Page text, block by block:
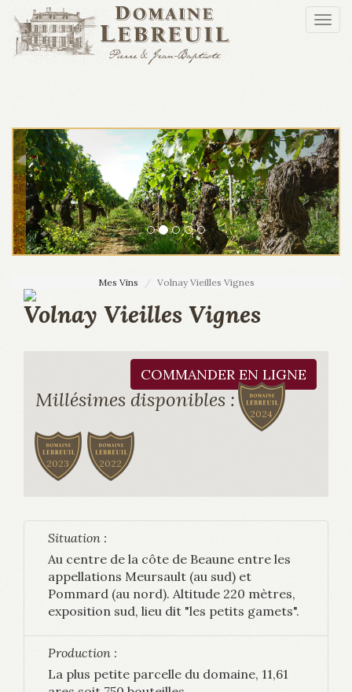
Aller au contenu principal
Mes Vins Volnay Vieilles Vignes
Volnay Vieilles Vignes
COMMANDER EN LIGNE
Millésimes disponibles :
2024
2023 2022
Situation :
Au centre de la côte de Beaune entre les
appellations Meursault (au sud) et
Pommard (au nord). Altitude 220 mètres,
exposition sud, lieu dit "les petits gamets".
Production :
La plus petite parcelle du domaine, 11,61